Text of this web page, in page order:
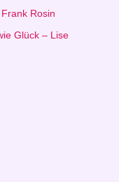
Rosin
Glück – Lise